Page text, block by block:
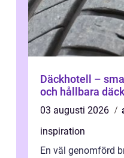
Däckhotell –
och hållbara däck
03 augusti 2026
inspiration
En väl genomförd